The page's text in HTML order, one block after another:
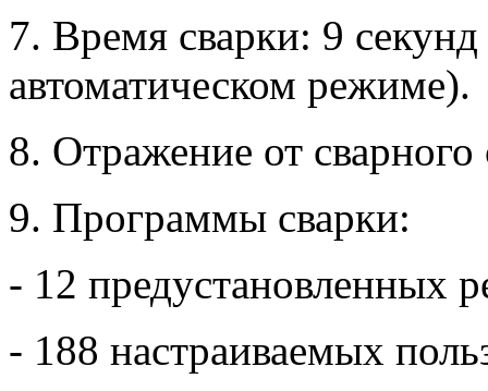
7. Время сварки: 9
автоматическом режиме).
8. Отражение от
9. Программы сварки:
- 12 предустановленных
- 188 настраиваемых